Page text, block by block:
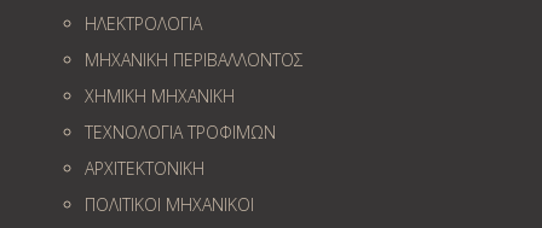
ΗΛΕΚΤΡΟΛΟΓΙΑ
ΜΗΧΑΝΙΚΗ ΠΕΡΙΒΑΛΛΟΝΤΟΣ
ΧΗΜΙΚΗ ΜΗΧΑΝΙΚΗ
ΤΕΧΝΟΛΟΓΙΑ ΤΡΟΦΙΜΩΝ
ΑΡΧΙΤΕΚΤΟΝΙΚΗ
ΠΟΛΙΤΙΚΟΙ ΜΗΧΑΝΙΚΟΙ